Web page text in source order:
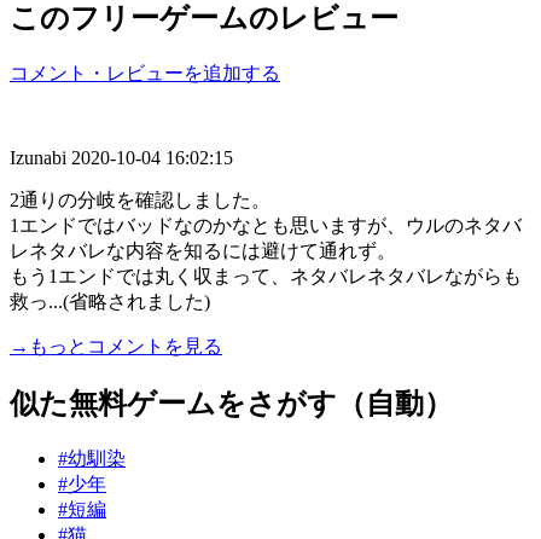
このフリーゲームのレビュー
コメント・レビューを追加する
Izunabi 2020-10-04 16:02:15
2通りの分岐を確認しました。
1エンドではバッドなのかなとも思いますが、ウルのネタバ
レネタバレな内容を知るには避けて通れず。
もう1エンドでは丸く収まって、ネタバレネタバレながらも
救っ...(省略されました)
→もっとコメントを見る
似た無料ゲームをさがす（自動）
#幼馴染
#少年
#短編
#猫